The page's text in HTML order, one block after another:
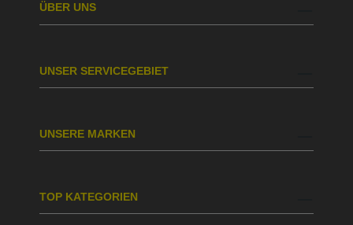
ÜBER UNS
UNSER SERVICEGEBIET
UNSERE MARKEN
TOP KATEGORIEN